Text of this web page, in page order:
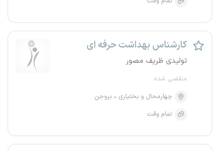
کارشناس بهداشت حرفه ای
تولیدی ظریف مصور
منقضی شده
چهارمحال و بختیاری
بروجن
تمام وقت